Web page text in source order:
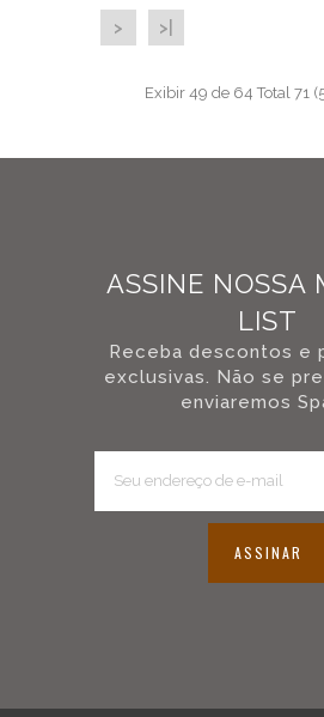
> >|
Exibir 49 de 64 Total 71
ASSINE NOSSA
LIST
Receba descontos e
exclusivas. Não se
enviaremos
ASSINAR